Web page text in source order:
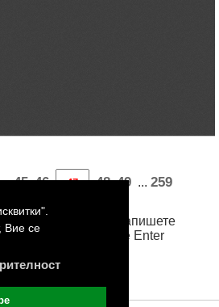
Вие се
... 45 46 48 49 ... 259
261 262
страница, запишете
поле и натиснете Enter